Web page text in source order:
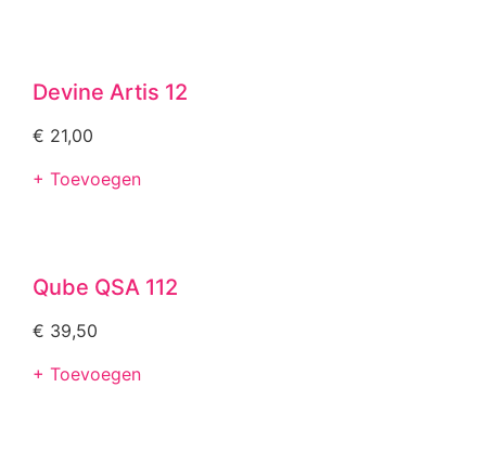
Devine Artis 12
€ 21,00
+ Toevoegen
Qube QSA 112
€ 39,50
+ Toevoegen